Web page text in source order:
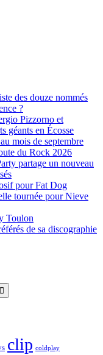
des douze nommés
?
Pizzorno et
géants en Écosse
mois de septembre
du Rock 2026
partage un nouveau
pour Fat Dog
tournée pour Nieve
Toulon
de sa discographie
clip coldplay